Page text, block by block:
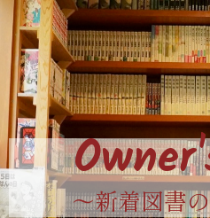
〜新着図書